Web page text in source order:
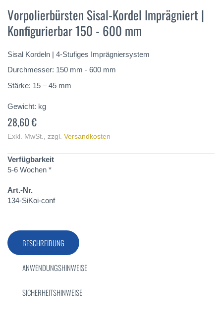
der
Bildergalerie
springen
Vorpolierbürsten Sisal-Kordel Imprägniert |
Konfigurierbar 150 - 600 mm
Sisal Kordeln | 4-Stufiges Imprägniersystem
Durchmesser: 150 mm - 600 mm
Stärke: 15 – 45 mm
Gewicht: kg
28,60 €
Exkl. MwSt. zzgl. Versandkosten
Verfügbarkeit
5-6 Wochen *
Art.-Nr.
134-SiKoi-conf
BESCHREIBUNG
ANWENDUNGSHINWEISE
SICHERHEITSHINWEISE